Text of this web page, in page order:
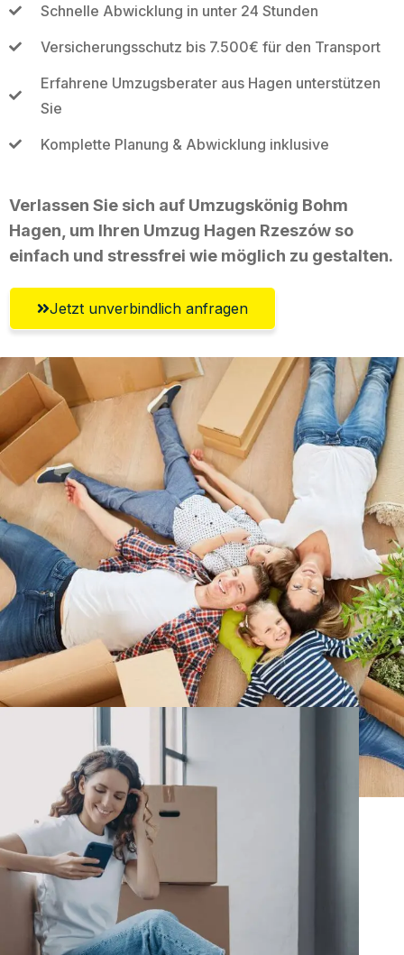
Schnelle Abwicklung in unter 24 Stunden
Versicherungsschutz bis 7.500€ für den Transport
Erfahrene Umzugsberater aus Hagen unterstützen
Sie
Komplette Planung & Abwicklung inklusive
Verlassen Sie sich auf Umzugskönig Bohm
Hagen, um Ihren Umzug Hagen Rzeszów so
einfach und stressfrei wie möglich zu gestalten.
Jetzt unverbindlich anfragen